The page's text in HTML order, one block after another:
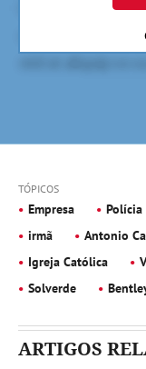
TÓPICOS
Empresa Polícia
irmã
Antonio
Igreja Católica
Solverde
ARTIGOS